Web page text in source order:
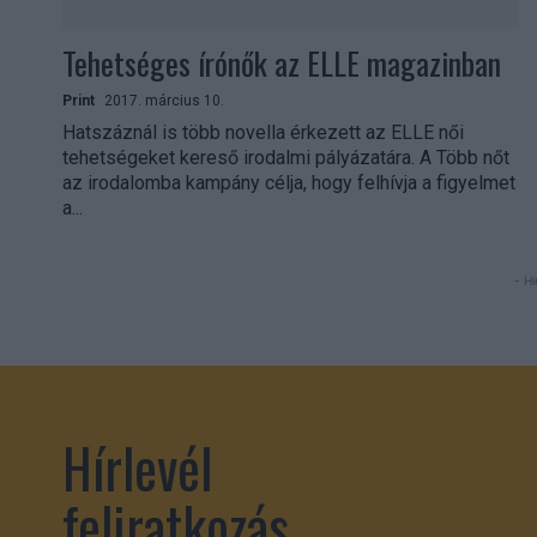
Tehetséges írónők az ELLE magazinban
Print 2017. március 10.
Hatszáznál is több novella érkezett az ELLE női
tehetségeket kereső irodalmi pályázatára. A Több nőt
az irodalomba kampány célja, hogy felhívja a figyelmet
a...
-
Hírlevél